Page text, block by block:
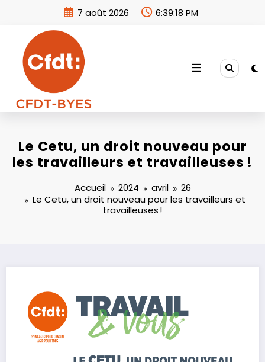
7 août 2026 6:39:18 PM
Le Cetu, un droit nouveau pour
les travailleurs et travailleuses !
Accueil 2024 avril
26
Le Cetu, un droit nouveau pour les travailleurs et
travailleuses !